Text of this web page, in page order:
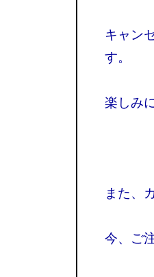
キャン
す。
楽しみ
また、
今、ご